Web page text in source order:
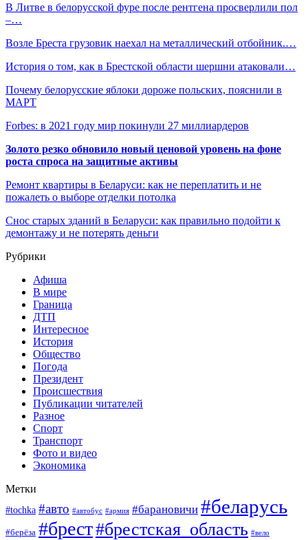
В Литве в белорусской фуре после рентгена просверлили пол
–…
Возле Бреста грузовик наехал на металлический отбойник.…
История о том, как в Брестской области шершни атаковали…
Почему белорусские яблоки дороже польских, пояснили в
МАРТ
Forbes: в 2021 году мир покинули 27 миллиардеров
Золото резко обновило новый ценовой уровень на фоне
роста спроса на защитные активы
Ремонт квартиры в Беларуси: как не переплатить и не
пожалеть о выборе отделки потолка
Снос старых зданий в Беларуси: как правильно подойти к
демонтажу и не потерять деньги
Рубрики
Афиша
В мире
Граница
ДТП
Интересное
История
Общество
Погода
Президент
Происшествия
Публикации читателей
Разное
Спорт
Транспорт
Фото и видео
Экономика
Метки
#tochka #авто #автобус #армия #барановичи #беларусь
#берёза #брест#брестская_область #вело